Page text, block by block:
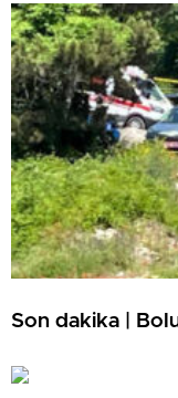
Son dakika |